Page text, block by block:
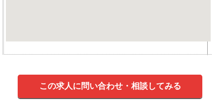
この求人に問い合わせ・相談してみる